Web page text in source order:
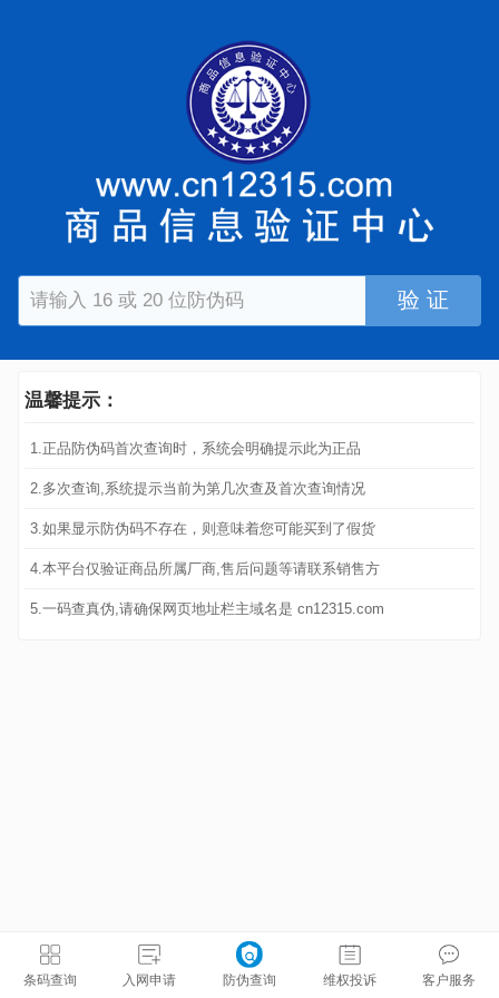
验 证
温馨提示：
1.正品防伪码首次查询时，系统会明确提示此为正品
2.多次查询,系统提示当前为第几次查及首次查询情况
3.如果显示防伪码不存在，则意味着您可能买到了假货
4.本平台仅验证商品所属厂商,售后问题等请联系销售方
5.一码查真伪,请确保网页地址栏主域名是 cn12315.com
条码查询 入网申请 防伪查询 维权投诉 客户服务